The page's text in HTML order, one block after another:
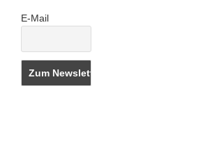
E-Mail